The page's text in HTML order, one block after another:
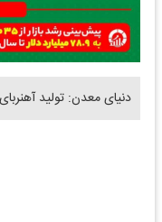
دنیای معدن: تولید